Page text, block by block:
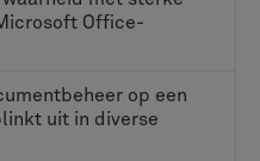
statisch en een formeel
en implementeren
om fouten en kostbare
platforms bieden
industriestandaard.